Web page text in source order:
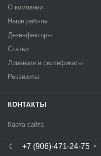
О компании
Наши работы
Дезинфекторы
Статьи
Лицензии и сертификаты
Реквизиты
КОНТАКТЫ
Карта сайта
+7 (906)-471-24-75